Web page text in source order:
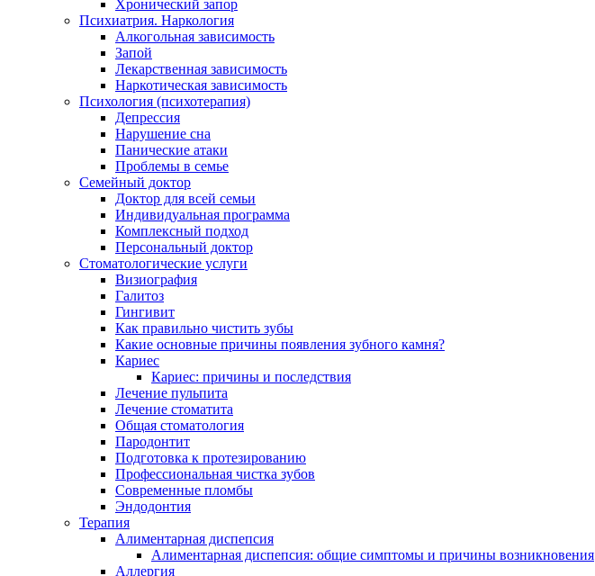
Хронический запор
Психиатрия. Наркология
Алкогольная зависимость
Запой
Лекарственная зависимость
Наркотическая зависимость
Психология (психотерапия)
Депрессия
Нарушение сна
Панические атаки
Проблемы в семье
Семейный доктор
Доктор для всей семьи
Индивидуальная программа
Комплексный подход
Персональный доктор
Стоматологические услуги
Визиография
Галитоз
Гингивит
Как правильно чистить зубы
Какие основные причины появления зубного камня?
Кариес
Кариес: причины и последствия
Лечение пульпита
Лечение стоматита
Общая стоматология
Пародонтит
Подготовка к протезированию
Профессиональная чистка зубов
Современные пломбы
Эндодонтия
Терапия
Алиментарная диспепсия
Алиментарная диспепсия: общие симптомы и причины возникновения
Аллергия